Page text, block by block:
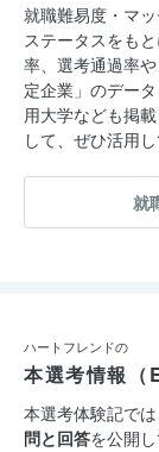
就職難易度・マ
ステータスをも
率、選考通過率
定企業」のデー
用大学なども掲
して、ぜひ活用し
就
ハートフレンドの
本選考情報（
本選考体験記で
問と回答を公開し